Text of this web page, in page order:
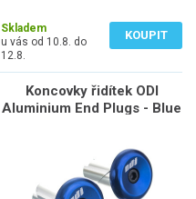
Skladem
u vás od 10.8. do
12.8.
KOUPIT
Koncovky řidítek ODI
Aluminium End Plugs - Blue